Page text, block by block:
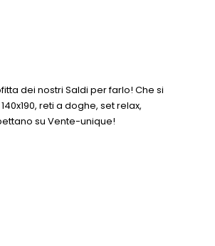
dei nostri Saldi per farlo! Che si
reti a doghe, set relax,
su Vente-unique!